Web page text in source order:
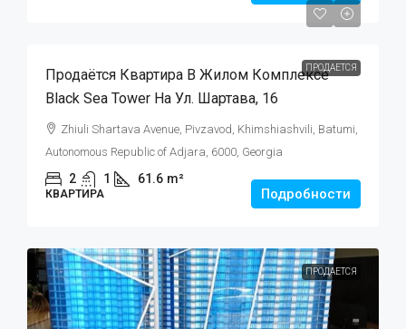
ПРОДАЕТСЯ
Продаётся Квартира В Жилом Комплексе
Black Sea Tower На Ул. Шартава, 16
Zhiuli Shartava Avenue, Pivzavod, Khimshiashvili, Batumi,
Autonomous Republic of Adjara, 6000, Georgia
2 1 61.6 m²
КВАРТИРА Подробности
ПРОДАЕТСЯ